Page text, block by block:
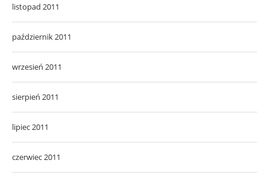
listopad 2011
październik 2011
wrzesień 2011
sierpień 2011
lipiec 2011
czerwiec 2011